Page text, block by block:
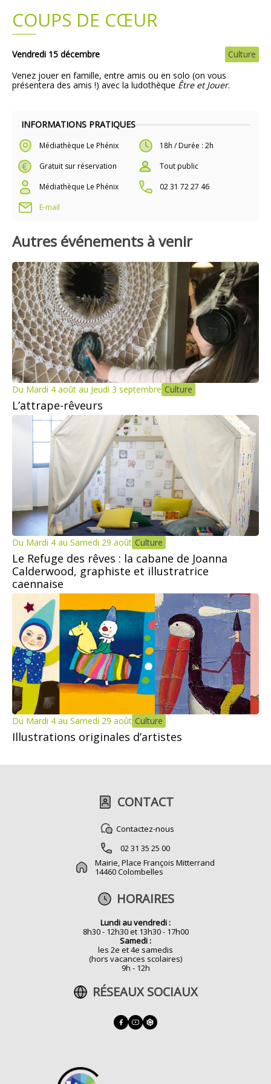
INFORMATIONS PRATIQUES
Médiathèque Le Phénix
18h / Durée : 2h
Gratuit sur réservation
Tout public
Médiathèque Le Phénix
02 31 72 27 46
E-mail
COUPS DE CŒUR
Vendredi 15 décembre
Culture
Venez jouer en famille, entre amis ou en solo (on vous
présentera des amis !) avec la ludothèque Être et Jouer.
Autres événements à venir
Du Mardi 4 août au Jeudi 3 septembre Culture
L’attrape-rêveurs
Du Mardi 4 au Samedi 29 août Culture
Le Refuge des rêves : la cabane de Joanna
Calderwood, graphiste et illustratrice
caennaise
Du Mardi 4 au Samedi 29 août Culture
Illustrations originales d’artistes
CONTACT
Contactez-nous
02 31 35 25 00
Mairie, Place François Mitterrand
14460 Colombelles
HORAIRES
Lundi au vendredi :
8h30 - 12h30 et 13h30 - 17h00
Samedi :
les 2e et 4e samedis
(hors vacances scolaires)
9h - 12h
RÉSEAUX SOCIAUX
Plans
Demandes légales
Emploi
Grands projets